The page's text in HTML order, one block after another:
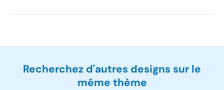
Recherchez d'autres designs sur le
même thème